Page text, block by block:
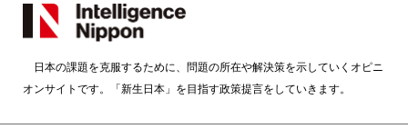
日本の課題を克服するために、問題の所在や解決策を示していくオピニ
オンサイトです。「新生日本」を目指す政策提言をしていきます。